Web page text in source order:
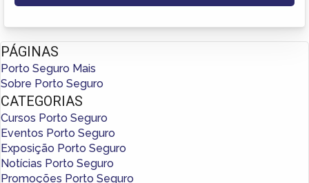
PÁGINAS
Porto Seguro Mais
Sobre Porto Seguro
CATEGORIAS
Cursos Porto Seguro
Eventos Porto Seguro
Exposição Porto Seguro
Notícias Porto Seguro
Promoções Porto Seguro